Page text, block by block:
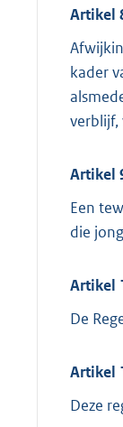
Artikel
kader
verblijf,
Artikel
Een
die
Artikel
De
Artikel
Deze